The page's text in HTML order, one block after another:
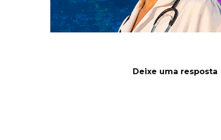
Deixe uma resposta